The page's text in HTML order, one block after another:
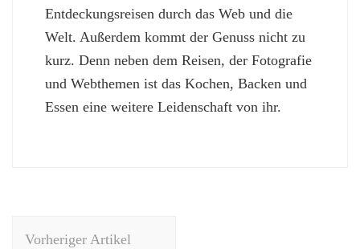
Entdeckungsreisen durch das Web und die
Welt. Außerdem kommt der Genuss nicht zu
kurz. Denn neben dem Reisen, der Fotografie
und Webthemen ist das Kochen, Backen und
Essen eine weitere Leidenschaft von ihr.
Vorheriger Artikel